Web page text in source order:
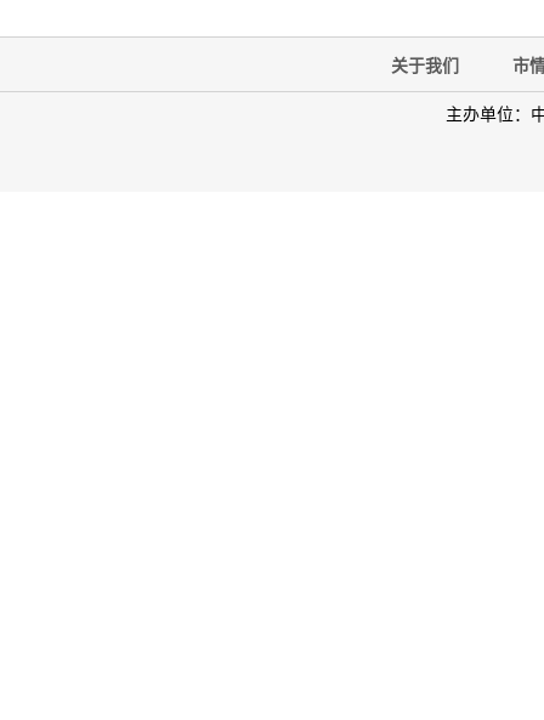
关于我们 市
主办单位：